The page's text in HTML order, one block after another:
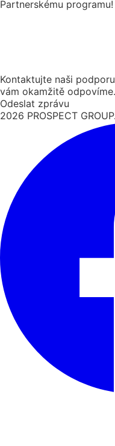
Partnerskému programu!
Kontaktujte naši
vám okamžitě odpovíme.
Odeslat zprávu
2026 PROSPECT